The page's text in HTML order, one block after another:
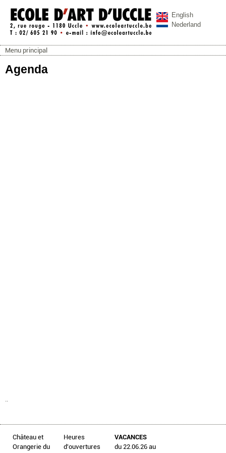
Aller au contenu principal
ecoleartuccle.be
English
Nederland
Menu principal
Menu principal
Agenda
..
Château et
Orangerie du
Heures
d'ouvertures
VACANCES
du 22.06.26 au